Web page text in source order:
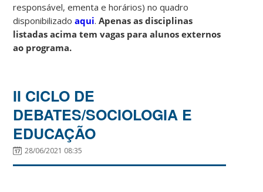
responsável, ementa e horários) no quadro
disponibilizadoaqui.Apenas as disciplinas
listadas acima tem vagas para alunos externos
ao programa.
II CICLO DE
DEBATES/SOCIOLOGIA E
EDUCAÇÃO
28/06/2021 08:35